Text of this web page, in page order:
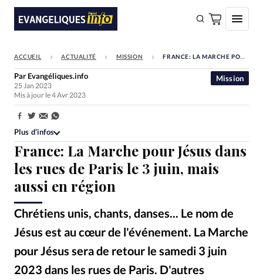
FAIRE UN DON
Faire un don
Société
Monde
Bible
Toute l'actualité
Devise:
RUBRIQUES
ACCUEIL ACTUALITÉ MISSION FRANCE: LA MARCHE POUR JÉSUS DANS LES RUES DE PARIS LE 3 JUIN, MAIS AUSSI EN RÉGION
France: La Marche pour Jésus dans
les rues de Paris le 3 juin, mais
aussi en région
Chrétiens unis, chants, danses... Le nom de
Jésus est au cœur de l'événement. La Marche
pour Jésus sera de retour le samedi 3 juin
2023 dans les rues de Paris. D'autres
Mission
Par Evangéliques.info
25 Jan 2023
Mis à jour le 4 Avr 2023
Partager:
Plus d’infos